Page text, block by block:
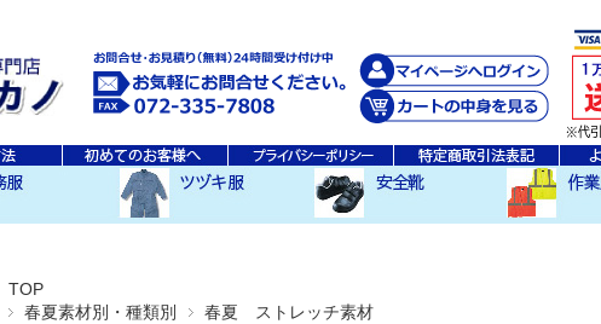
TOP
春夏素材別・種類別
春夏 ストレッチ素材